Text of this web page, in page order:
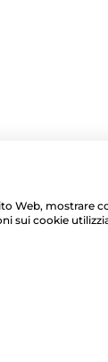
Web, mostrare
sui cookie